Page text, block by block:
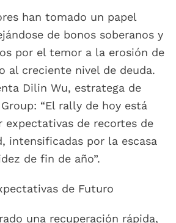
han tomado un papel
de bonos soberanos y
por el temor a la erosión de
al creciente nivel de deuda.
Dilin Wu, estratega de
“El rally de hoy está
expectativas de recortes de
intensificadas por la escasa
de fin de año”.
de Futuro
una recuperación rápida,